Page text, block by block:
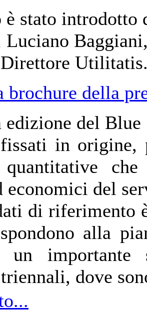
stato introdotto
brochure della
edizione del
in origine,
economici del
di riferimento
alla
un importante
dove